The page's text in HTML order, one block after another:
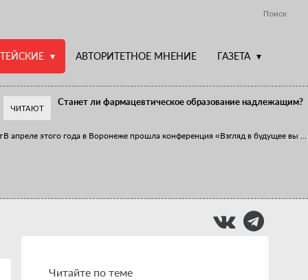
Поиск
АВТОРИТЕТНОЕ МНЕНИЕ ГАЗЕТА
ЧИТАЮТ
Станет ли фармацевтическое образование надлежащим?
В апреле этого года в Воронеже прошла конференция «Взгляд в будущее вы
Читайте по теме